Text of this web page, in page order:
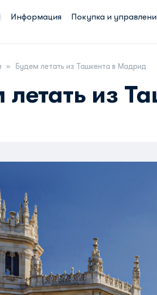
Информация Покупка и
Будем летать из Ташкента в Мадрид
летать из